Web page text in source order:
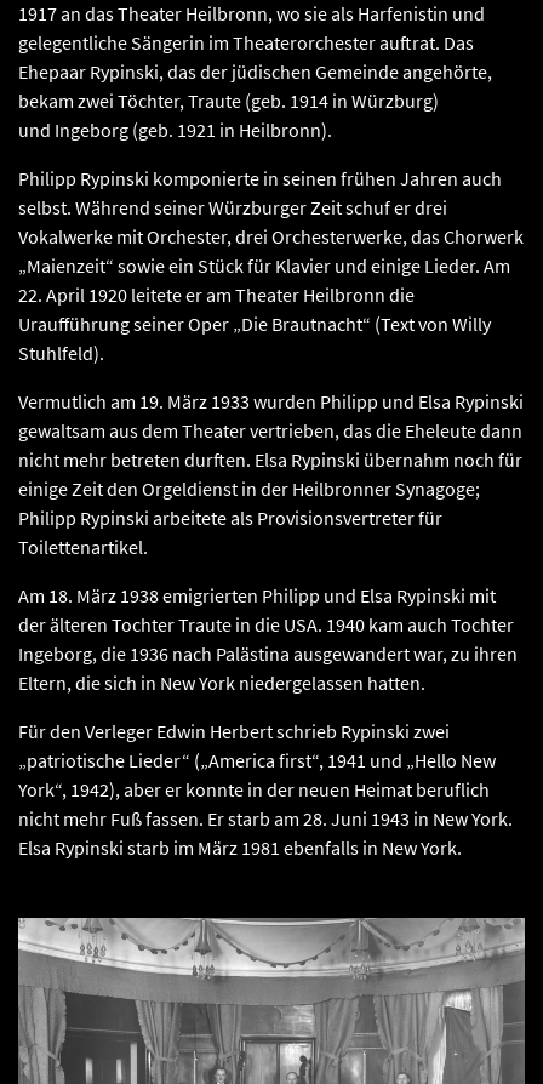
1917 an das Theater Heilbronn, wo sie als Harfenistin und
gelegentliche Sängerin im Theaterorchester auftrat. Das
Ehepaar Rypinski, das der jüdischen Gemeinde angehörte,
bekam zwei Töchter, Traute (geb. 1914 in Würzburg)
und Ingeborg (geb. 1921 in Heilbronn).
Philipp Rypinski komponierte in seinen frühen Jahren auch
selbst. Während seiner Würzburger Zeit schuf er drei
Vokalwerke mit Orchester, drei Orchesterwerke, das Chorwerk
„Maienzeit“ sowie ein Stück für Klavier und einige Lieder. Am
22. April 1920 leitete er am Theater Heilbronn die
Uraufführung seiner Oper „Die Brautnacht“ (Text von Willy
Stuhlfeld).
Vermutlich am 19. März 1933 wurden Philipp und Elsa Rypinski
gewaltsam aus dem Theater vertrieben, das die Eheleute dann
nicht mehr betreten durften. Elsa Rypinski übernahm noch für
einige Zeit den Orgeldienst in der Heilbronner Synagoge;
Philipp Rypinski arbeitete als Provisionsvertreter für
Toilettenartikel.
Am 18. März 1938 emigrierten Philipp und Elsa Rypinski mit
der älteren Tochter Traute in die USA. 1940 kam auch Tochter
Ingeborg, die 1936 nach Palästina ausgewandert war, zu ihren
Eltern, die sich in New York niedergelassen hatten.
Für den Verleger Edwin Herbert schrieb Rypinski zwei
„patriotische Lieder“ („America first“, 1941 und „Hello New
York“, 1942), aber er konnte in der neuen Heimat beruflich
nicht mehr Fuß fassen. Er starb am 28. Juni 1943 in New York.
Elsa Rypinski starb im März 1981 ebenfalls in New York.